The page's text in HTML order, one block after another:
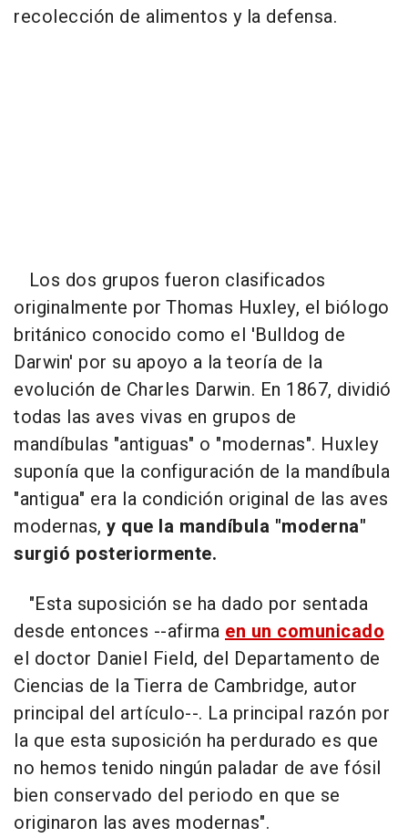
recolección de alimentos y la defensa.
Los dos grupos fueron clasificados
originalmente por Thomas Huxley, el biólogo
británico conocido como el 'Bulldog de
Darwin' por su apoyo a la teoría de la
evolución de Charles Darwin. En 1867, dividió
todas las aves vivas en grupos de
mandíbulas "antiguas" o "modernas". Huxley
suponía que la configuración de la mandíbula
"antigua" era la condición original de las aves
modernas, y que la mandíbula "moderna"
surgió posteriormente.
"Esta suposición se ha dado por sentada
desde entonces --afirma en un comunicado
el doctor Daniel Field, del Departamento de
Ciencias de la Tierra de Cambridge, autor
principal del artículo--. La principal razón por
la que esta suposición ha perdurado es que
no hemos tenido ningún paladar de ave fósil
bien conservado del periodo en que se
originaron las aves modernas".